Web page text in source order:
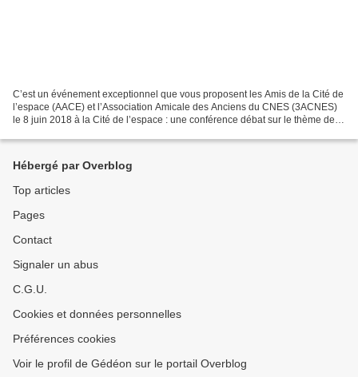
C’est un événement exceptionnel que vous proposent les Amis de la Cité de
l’espace (AACE) et l’Association Amicale des Anciens du CNES (3ACNES)
le 8 juin 2018 à la Cité de l’espace : une conférence débat sur le thème de
Hébergé par Overblog
Top articles
Pages
Contact
Signaler un abus
C.G.U.
Cookies et données personnelles
Préférences cookies
Voir le profil de Gédéon sur le portail Overblog